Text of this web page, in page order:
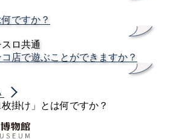
ですか？
ロ共通
店で遊ぶことができますか？
枚掛け」とは何ですか？